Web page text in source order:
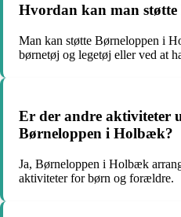
Hvordan kan man
Man kan støtte Børneloppen i
børnetøj og legetøj eller ved at
Er der andre aktiviteter
Børneloppen i Holbæk?
Ja, Børneloppen i Holbæk
aktiviteter for børn og forældre.